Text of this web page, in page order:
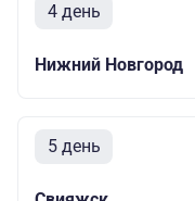
4 день
Нижний Новгород
5 день